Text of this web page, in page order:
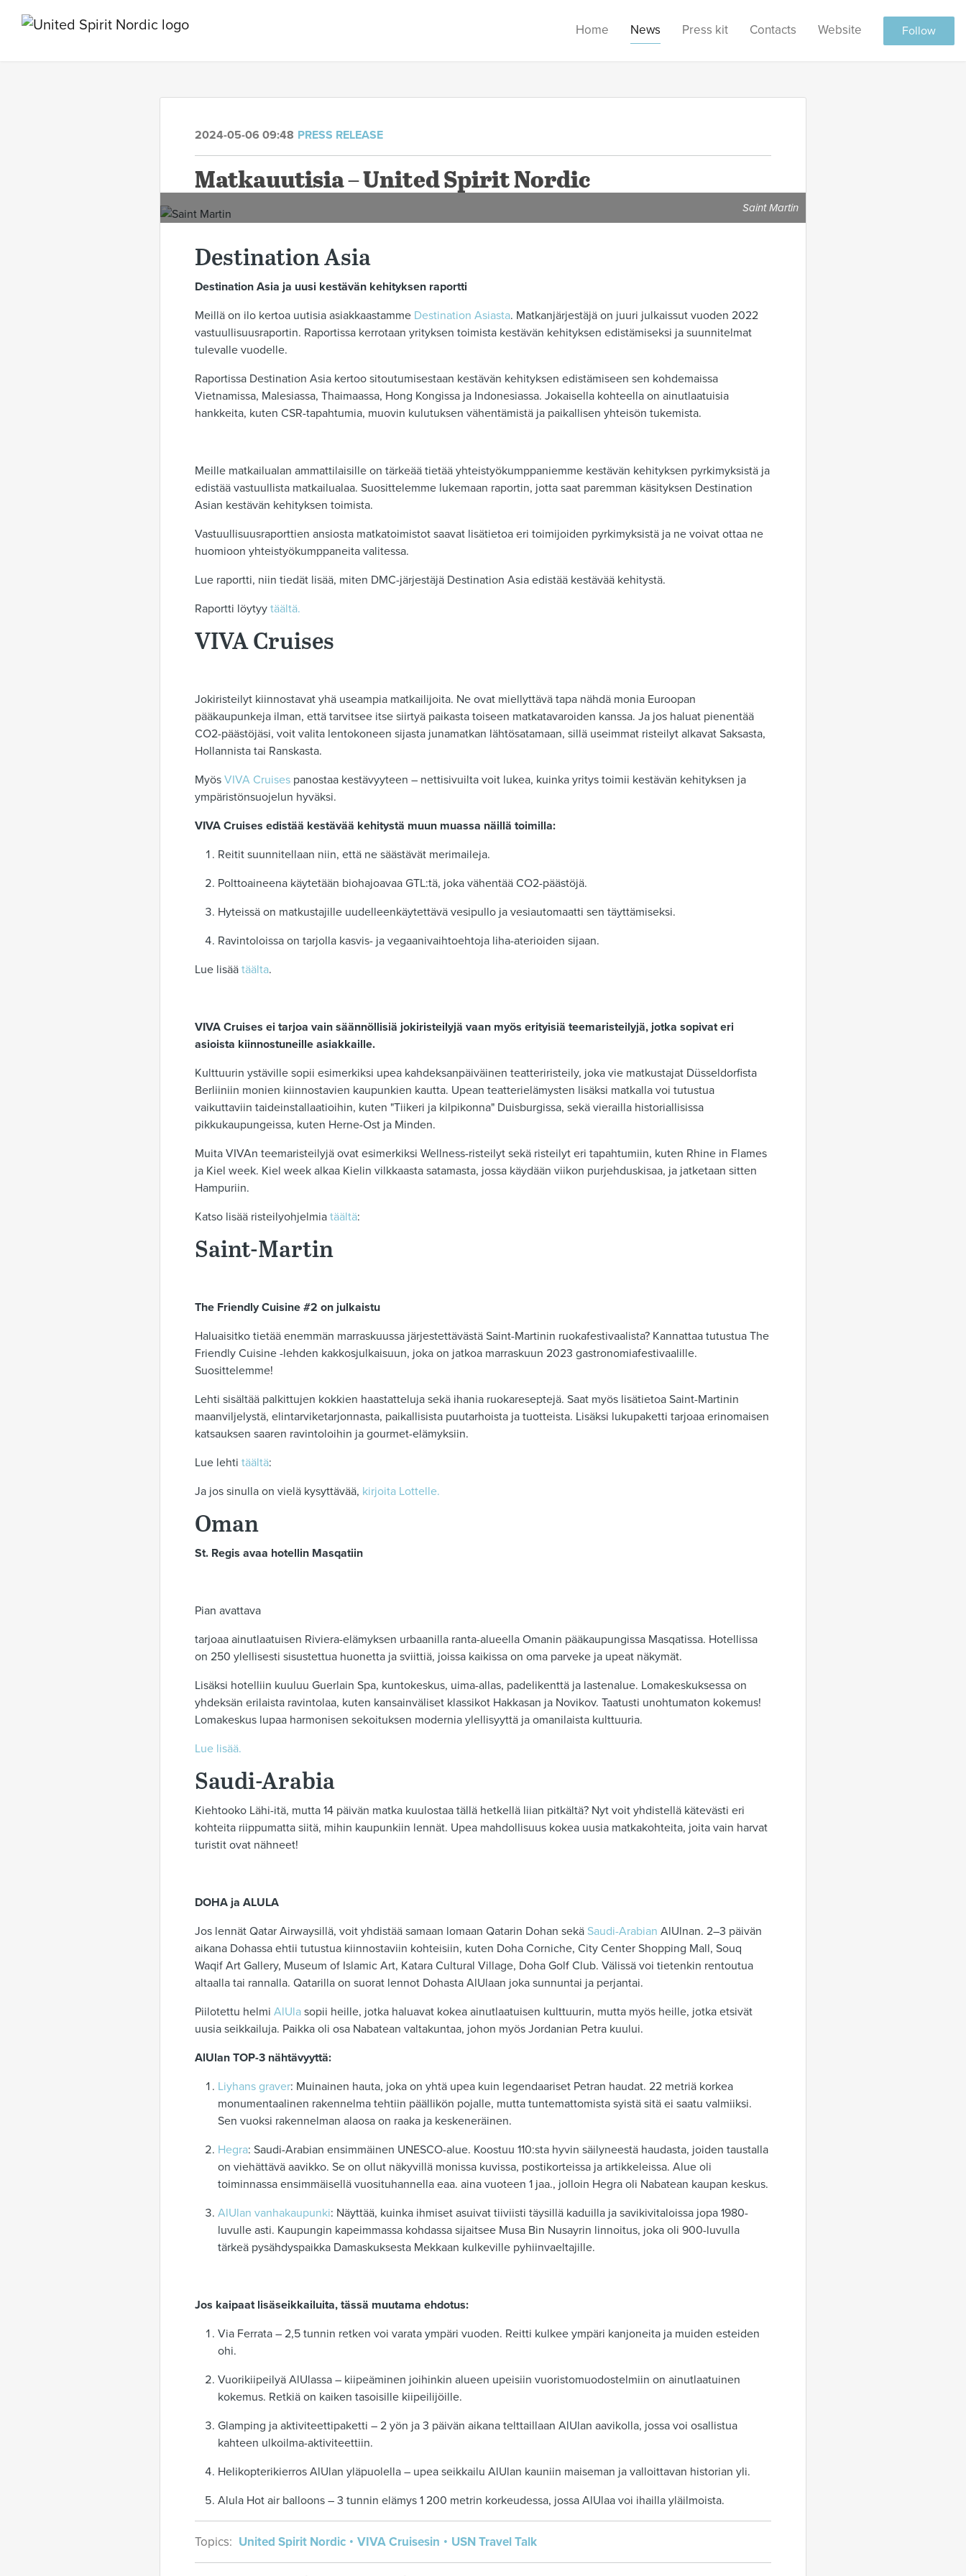
Home News Press kit Contacts Website Follow
2024-05-06 09:48 PRESS RELEASE
Matkauutisia – United Spirit Nordic
Saint Martin
Destination Asia
Destination Asia ja uusi kestävän kehityksen raportti
Meillä on ilo kertoa uutisia asiakkaastamme Destination Asiasta. Matkanjärjestäjä on juuri julkaissut vuoden 2022
vastuullisuusraportin. Raportissa kerrotaan yrityksen toimista kestävän kehityksen edistämiseksi ja suunnitelmat
tulevalle vuodelle.
Raportissa Destination Asia kertoo sitoutumisestaan kestävän kehityksen edistämiseen sen kohdemaissa
Vietnamissa, Malesiassa, Thaimaassa, Hong Kongissa ja Indonesiassa. Jokaisella kohteella on ainutlaatuisia
hankkeita, kuten CSR-tapahtumia, muovin kulutuksen vähentämistä ja paikallisen yhteisön tukemista.
Meille matkailualan ammattilaisille on tärkeää tietää yhteistyökumppaniemme kestävän kehityksen pyrkimyksistä ja
edistää vastuullista matkailualaa. Suosittelemme lukemaan raportin, jotta saat paremman käsityksen Destination
Asian kestävän kehityksen toimista.
Vastuullisuusraporttien ansiosta matkatoimistot saavat lisätietoa eri toimijoiden pyrkimyksistä ja ne voivat ottaa ne
huomioon yhteistyökumppaneita valitessa.
Lue raportti, niin tiedät lisää, miten DMC-järjestäjä Destination Asia edistää kestävää kehitystä.
Raportti löytyy täältä.
VIVA Cruises
Jokiristeilyt kiinnostavat yhä useampia matkailijoita. Ne ovat miellyttävä tapa nähdä monia Euroopan
pääkaupunkeja ilman, että tarvitsee itse siirtyä paikasta toiseen matkatavaroiden kanssa. Ja jos haluat pienentää
CO2-päästöjäsi, voit valita lentokoneen sijasta junamatkan lähtösatamaan, sillä useimmat risteilyt alkavat Saksasta,
Hollannista tai Ranskasta.
Myös VIVA Cruises panostaa kestävyyteen – nettisivuilta voit lukea, kuinka yritys toimii kestävän kehityksen ja
ympäristönsuojelun hyväksi.
VIVA Cruises edistää kestävää kehitystä muun muassa näillä toimilla:
Reitit suunnitellaan niin, että ne säästävät merimaileja.
Polttoaineena käytetään biohajoavaa GTL:tä, joka vähentää CO2-päästöjä.
Hyteissä on matkustajille uudelleenkäytettävä vesipullo ja vesiautomaatti sen täyttämiseksi.
Ravintoloissa on tarjolla kasvis- ja vegaanivaihtoehtoja liha-aterioiden sijaan.
Lue lisää täälta.
VIVA Cruises ei tarjoa vain säännöllisiä jokiristeilyjä vaan myös erityisiä teemaristeilyjä, jotka sopivat eri
asioista kiinnostuneille asiakkaille.
Kulttuurin ystäville sopii esimerkiksi upea kahdeksanpäiväinen teatteriristeily, joka vie matkustajat Düsseldorfista
Berliiniin monien kiinnostavien kaupunkien kautta. Upean teatterielämysten lisäksi matkalla voi tutustua
vaikuttaviin taideinstallaatioihin, kuten "Tiikeri ja kilpikonna" Duisburgissa, sekä vierailla historiallisissa
pikkukaupungeissa, kuten Herne-Ost ja Minden.
Muita VIVAn teemaristeilyjä ovat esimerkiksi Wellness-risteilyt sekä risteilyt eri tapahtumiin, kuten Rhine in Flames
ja Kiel week. Kiel week alkaa Kielin vilkkaasta satamasta, jossa käydään viikon purjehduskisaa, ja jatketaan sitten
Hampuriin.
Katso lisää risteilyohjelmia täältä:
Saint-Martin
The Friendly Cuisine #2 on julkaistu
Haluaisitko tietää enemmän marraskuussa järjestettävästä Saint-Martinin ruokafestivaalista? Kannattaa tutustua The
Friendly Cuisine -lehden kakkosjulkaisuun, joka on jatkoa marraskuun 2023 gastronomiafestivaalille.
Suosittelemme!
Lehti sisältää palkittujen kokkien haastatteluja sekä ihania ruokareseptejä. Saat myös lisätietoa Saint-Martinin
maanviljelystä, elintarviketarjonnasta, paikallisista puutarhoista ja tuotteista. Lisäksi lukupaketti tarjoaa erinomaisen
katsauksen saaren ravintoloihin ja gourmet-elämyksiin.
Lue lehti täältä:
Ja jos sinulla on vielä kysyttävää, kirjoita Lottelle.
Oman
St. Regis avaa hotellin Masqatiin
Pian avattava
tarjoaa ainutlaatuisen Riviera-elämyksen urbaanilla ranta-alueella Omanin pääkaupungissa Masqatissa. Hotellissa
on 250 ylellisesti sisustettua huonetta ja sviittiä, joissa kaikissa on oma parveke ja upeat näkymät.
Lisäksi hotelliin kuuluu Guerlain Spa, kuntokeskus, uima-allas, padelikenttä ja lastenalue. Lomakeskuksessa on
yhdeksän erilaista ravintolaa, kuten kansainväliset klassikot Hakkasan ja Novikov. Taatusti unohtumaton kokemus!
Lomakeskus lupaa harmonisen sekoituksen modernia ylellisyyttä ja omanilaista kulttuuria.
Lue lisää.
Saudi-Arabia
Kiehtooko Lähi-itä, mutta 14 päivän matka kuulostaa tällä hetkellä liian pitkältä? Nyt voit yhdistellä kätevästi eri
kohteita riippumatta siitä, mihin kaupunkiin lennät. Upea mahdollisuus kokea uusia matkakohteita, joita vain harvat
turistit ovat nähneet!
DOHA ja ALULA
Jos lennät Qatar Airwaysillä, voit yhdistää samaan lomaan Qatarin Dohan sekä Saudi-Arabian AlUlnan. 2–3 päivän
aikana Dohassa ehtii tutustua kiinnostaviin kohteisiin, kuten Doha Corniche, City Center Shopping Mall, Souq
Waqif Art Gallery, Museum of Islamic Art, Katara Cultural Village, Doha Golf Club. Välissä voi tietenkin rentoutua
altaalla tai rannalla. Qatarilla on suorat lennot Dohasta AlUlaan joka sunnuntai ja perjantai.
Piilotettu helmi AlUla sopii heille, jotka haluavat kokea ainutlaatuisen kulttuurin, mutta myös heille, jotka etsivät
uusia seikkailuja. Paikka oli osa Nabatean valtakuntaa, johon myös Jordanian Petra kuului.
AlUlan TOP-3 nähtävyyttä:
Liyhans graver: Muinainen hauta, joka on yhtä upea kuin legendaariset Petran haudat. 22 metriä korkea
monumentaalinen rakennelma tehtiin päällikön pojalle, mutta tuntemattomista syistä sitä ei saatu valmiiksi.
Sen vuoksi rakennelman alaosa on raaka ja keskeneräinen.
Hegra: Saudi-Arabian ensimmäinen UNESCO-alue. Koostuu 110:sta hyvin säilyneestä haudasta, joiden taustalla
on viehättävä aavikko. Se on ollut näkyvillä monissa kuvissa, postikorteissa ja artikkeleissa. Alue oli
toiminnassa ensimmäisellä vuosituhannella eaa. aina vuoteen 1 jaa., jolloin Hegra oli Nabatean kaupan keskus.
AlUlan vanhakaupunki: Näyttää, kuinka ihmiset asuivat tiiviisti täysillä kaduilla ja savikivitaloissa jopa 1980-
luvulle asti. Kaupungin kapeimmassa kohdassa sijaitsee Musa Bin Nusayrin linnoitus, joka oli 900-luvulla
tärkeä pysähdyspaikka Damaskuksesta Mekkaan kulkeville pyhiinvaeltajille.
Jos kaipaat lisäseikkailuita, tässä muutama ehdotus:
Via Ferrata – 2,5 tunnin retken voi varata ympäri vuoden. Reitti kulkee ympäri kanjoneita ja muiden esteiden
ohi.
Vuorikiipeilyä AlUlassa – kiipeäminen joihinkin alueen upeisiin vuoristomuodostelmiin on ainutlaatuinen
kokemus. Retkiä on kaiken tasoisille kiipeilijöille.
Glamping ja aktiviteettipaketti – 2 yön ja 3 päivän aikana telttaillaan AlUlan aavikolla, jossa voi osallistua
kahteen ulkoilma-aktiviteettiin.
Helikopterikierros AlUlan yläpuolella – upea seikkailu AlUlan kauniin maiseman ja valloittavan historian yli.
Alula Hot air balloons – 3 tunnin elämys 1 200 metrin korkeudessa, jossa AlUlaa voi ihailla yläilmoista.
Topics: United Spirit Nordic VIVA Cruisesin USN Travel Talk